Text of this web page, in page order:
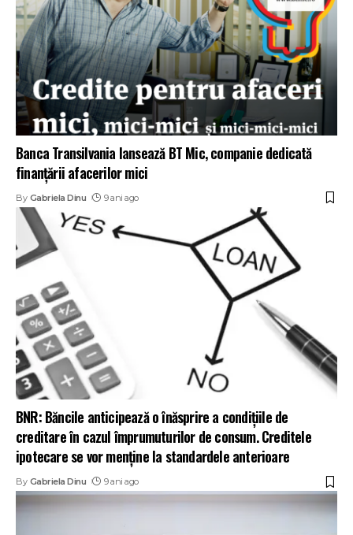
Banca Transilvania lansează BT Mic, companie dedicată
finanțării afacerilor mici
By Gabriela Dinu 9 ani ago
BNR: Băncile anticipează o înăsprire a condițiile de
creditare în cazul împrumuturilor de consum. Creditele
ipotecare se vor menține la standardele anterioare
By Gabriela Dinu 9 ani ago